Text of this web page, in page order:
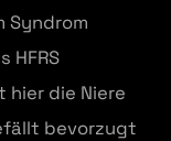
Syndrom
HFRS
die Niere
bevorzugt